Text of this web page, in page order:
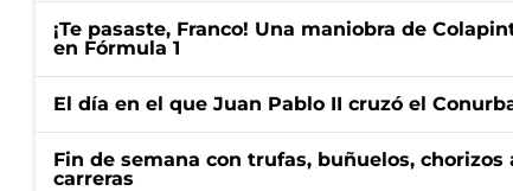
¡Te pasaste, Franco! Una maniobra de
en Fórmula 1
El día en el que Juan Pablo II cruzó el
Fin de semana con trufas, buñuelos,
carreras